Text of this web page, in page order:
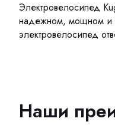
​Электровелосипед
надежном, мощном и
электровелосипед
Наши